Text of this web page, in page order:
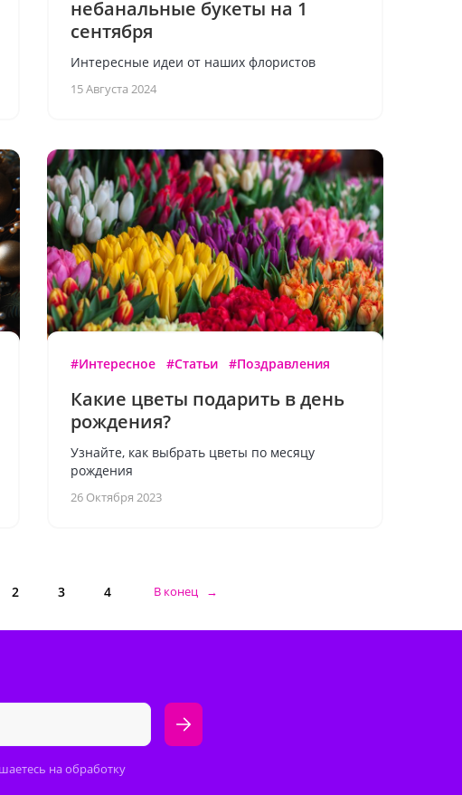
небанальные букеты на 1
сентября
Интересные идеи от наших флористов
15 Августа 2024
#Интересное #Статьи #Поздравления
Какие цветы подарить в день
рождения?
Узнайте, как выбрать цветы по месяцу
рождения
26 Октября 2023
2 3 4 В конец →
на обработку